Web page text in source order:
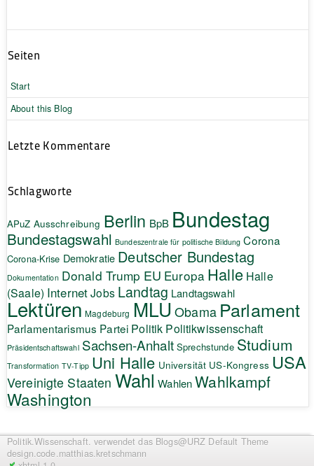
Seiten
Start
About this Blog
Letzte Kommentare
Schlagworte
APuZ Ausschreibung Berlin BpB Bundestag
Bundestagswahl Bundeszentrale für politische Bildung Corona
Corona-Krise Demokratie Deutscher Bundestag
Dokumentation Donald Trump EU Europa Halle Halle
(Saale) InternetJobs Landtag Landtagswahl
Lektüren Magdeburg MLU Obama Parlament
Parlamentarismus Partei Politik Politikwissenschaft
Präsidentschaftswahl Sachsen-Anhalt Sprechstunde Studium
Transformation TV-Tipp Uni Halle Universität US-Kongress USA
Vereinigte Staaten Wahl Wahlen Wahlkampf
Washington
Politik.Wissenschaft. verwendet das Blogs@URZ Default Theme
design.code.matthias.kretschmann